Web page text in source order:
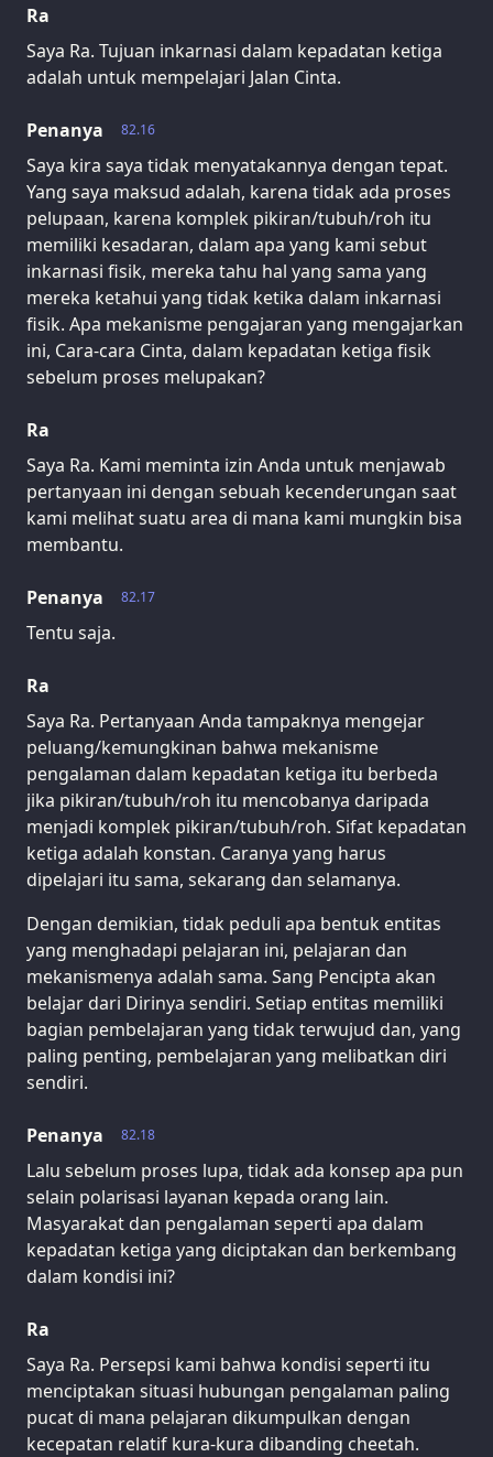
Ra
Saya Ra. Tujuan inkarnasi dalam kepadatan ketiga
adalah untuk mempelajari Jalan Cinta.
82.16
Penanya
Saya kira saya tidak menyatakannya dengan tepat.
Yang saya maksud adalah, karena tidak ada proses
pelupaan, karena komplek pikiran/tubuh/roh itu
memiliki kesadaran, dalam apa yang kami sebut
inkarnasi fisik, mereka tahu hal yang sama yang
mereka ketahui yang tidak ketika dalam inkarnasi
fisik. Apa mekanisme pengajaran yang mengajarkan
ini, Cara-cara Cinta, dalam kepadatan ketiga fisik
sebelum proses melupakan?
Ra
Saya Ra. Kami meminta izin Anda untuk menjawab
pertanyaan ini dengan sebuah kecenderungan saat
kami melihat suatu area di mana kami mungkin bisa
membantu.
82.17
Penanya
Tentu saja.
Ra
Saya Ra. Pertanyaan Anda tampaknya mengejar
peluang/kemungkinan bahwa mekanisme
pengalaman dalam kepadatan ketiga itu berbeda
jika pikiran/tubuh/roh itu mencobanya daripada
menjadi komplek pikiran/tubuh/roh. Sifat kepadatan
ketiga adalah konstan. Caranya yang harus
dipelajari itu sama, sekarang dan selamanya.
Dengan demikian, tidak peduli apa bentuk entitas
yang menghadapi pelajaran ini, pelajaran dan
mekanismenya adalah sama. Sang Pencipta akan
belajar dari Dirinya sendiri. Setiap entitas memiliki
bagian pembelajaran yang tidak terwujud dan, yang
paling penting, pembelajaran yang melibatkan diri
sendiri.
82.18
Penanya
Lalu sebelum proses lupa, tidak ada konsep apa pun
selain polarisasi layanan kepada orang lain.
Masyarakat dan pengalaman seperti apa dalam
kepadatan ketiga yang diciptakan dan berkembang
dalam kondisi ini?
Ra
Saya Ra. Persepsi kami bahwa kondisi seperti itu
menciptakan situasi hubungan pengalaman paling
pucat di mana pelajaran dikumpulkan dengan
kecepatan relatif kura-kura dibanding cheetah.